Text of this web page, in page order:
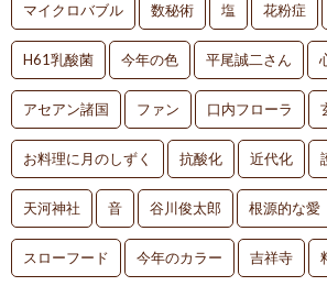
マイクロバブル 数秘術 塩 花粉症
H61乳酸菌 今年の色 平尾誠二さん
アセアン諸国 ファン 口内フローラ
お料理に月のしずく 抗酸化 近代化
天河神社 音 谷川俊太郎 根源的な愛
スローフード 今年のカラー 吉祥寺